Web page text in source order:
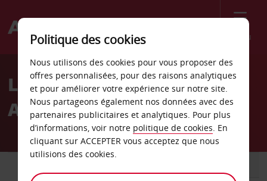
Menu
Welcome
AvisLocation de voiture
Autotalo Laakkonen
Politique des cookies
Nous utilisons des cookies pour vous proposer des
offres personnalisées, pour des raisons analytiques
et pour améliorer votre expérience sur notre site.
Nous partageons également nos données avec des
partenaires publicitaires et analytiques. Pour plus
d’informations, voir notre politique de cookies. En
cliquant sur ACCEPTER vous acceptez que nous
utilisions des cookies.